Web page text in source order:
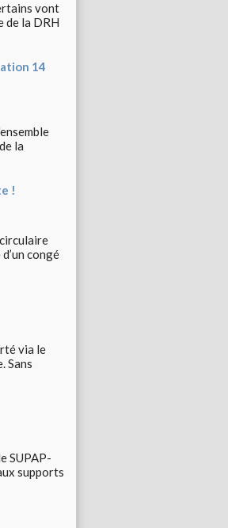
vont
de la DRH
14
la
!
congé
via le
Sans
SUPAP-
supports